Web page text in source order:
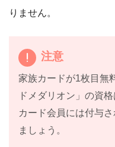
りません。
注意
家族カードが1枚目無
ドメダリオン」の資
カード会員には付与
ましょう。